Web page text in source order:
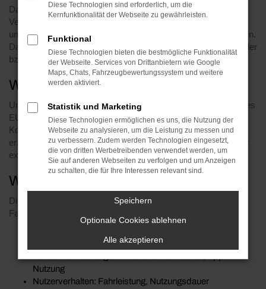
Dabei weisen wir darauf hin, dass Autohäuser keine
Verantwortlichen zur Datenerfassung in Kraftfahrzeugen sind
und auch keine Auskunft zu den erfassten Daten geben können.
Dazu wenden Sie sich bitte an den jeweiligen Fahrzeughersteller
bzw. Flottenbetreiber.
Was sind vernetzte Fahrzeuge?
Unsere Fahrzeuge gelten als „vernetzte Produkte“ im Sinne des
EU-Datengesetzes. Sie verfügen über Steuergeräte, mobile
Kommunikationseinheiten und digitale Dienste, die Daten
erzeugen und übermitteln – sowohl im Fahrzeug als auch über
externe Server („Backends“).
Welche Daten werden erzeugt?
Die Art und Menge der Daten hängt von verschiedenen
Faktoren ab:
Nutzung
Nutzerverhalten: Fahrleistung, Nutzungsdauer
Diese Technologien sind erforderlich, um die
Kernfunktionalität der Webseite zu gewährleisten.
Funktional
Diese Technologien bieten die bestmögliche Funktionalität
der Webseite. Services von Drittanbietern wie Google
Maps, Chats, Fahrzeugbewertungssystem und weitere
werden aktiviert.
Statistik und Marketing
Diese Technologien ermöglichen es uns, die Nutzung der
Webseite zu analysieren, um die Leistung zu messen und
zu verbessern. Zudem werden Technologien eingesetzt,
die von dritten Werbetreibenden verwendet werden, um
Sie auf anderen Webseiten zu verfolgen und um Anzeigen
zu schalten, die für Ihre Interessen relevant sind.
Speichern
Optionale Cookies ablehnen
Alle akzeptieren